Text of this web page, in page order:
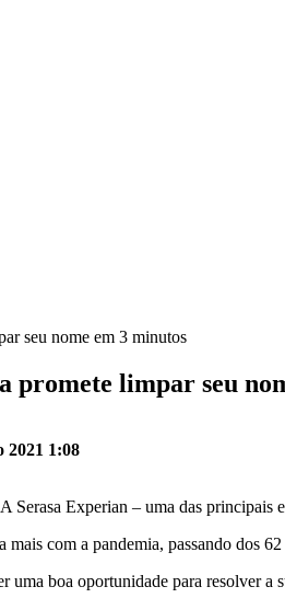
seu nome em 3 minutos
promete limpar seu
2021 1:08
Serasa Experian – uma das principais
com a pandemia, passando dos
uma boa oportunidade para resolver